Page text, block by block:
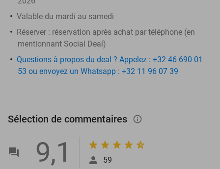
Valable du mardi au samedi
Réserver : réservation après achat par téléphone (en
mentionnant Social Deal)
Questions à propos du deal ? Appelez : +32 46 690 01
53 ou envoyez un Whatsapp : +32 11 96 07 39
Sélection de commentaires info_outlined
9,1 59